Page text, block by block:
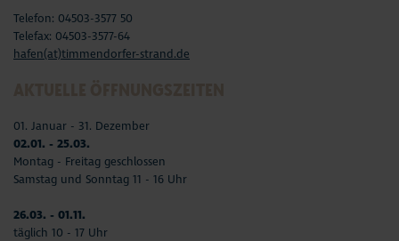
Telefon: 04503-3577 50
Telefax: 04503-3577-64
hafen(at)timmendorfer-strand.de
01. Januar - 31. Dezember
02.01. - 25.03.
Montag - Freitag geschlossen
Samstag und Sonntag 11 - 16 Uhr
26.03. - 01.11.
täglich 10 - 17 Uhr